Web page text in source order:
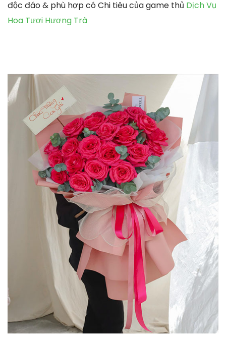
độc đáo & phù hợp có Chi tiêu của game thủ Dịch Vụ
Hoa Tươi Hương Trà